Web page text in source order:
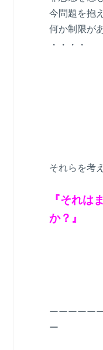
今問題を抱
何か制限が
・・・・
それらを考
『それは
か？』
ーーーーー
ー